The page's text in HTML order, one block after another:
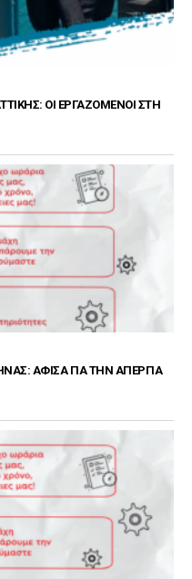
ΟΙ ΕΡΓΑΖΌΜΕΝΟΙ ΣΤΗ
ΑΦΊΣΑ ΓΙΑ ΤΗΝ ΑΠΕΡΓΊΑ